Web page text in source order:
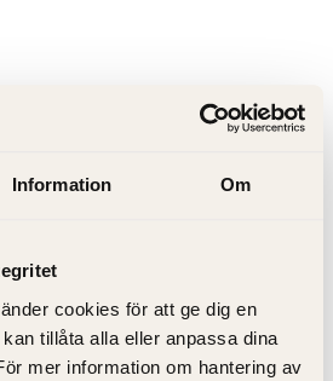
Information Om
cookies för att ge dig en
tillåta alla eller anpassa dina
mer information om hantering av
och temperaturstyrning.
kr